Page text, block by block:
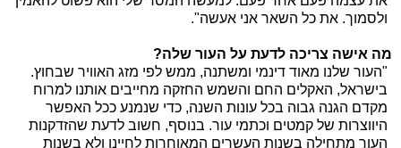
ולסמוך. את כל השאר אני אעשה".
מה אישה צריכה לדעת על העור שלה?
"העור שלנו מאוד דינמי ומשתנה, ממש לפי מזג האוויר שבחוץ.
בישראל, האקלים החם והשמש החזקה מחייבים אותנו למרוח
מקדם הגנה גבוה בכל עונות השנה, כדי שנמנע ככל האפשר
היווצרות של קמטים וכתמי עור. בנוסף, חשוב לדעת שהזדקנות
העור מתחילה בשנות העשרים המאוחרות לחיינו ולא בשנות